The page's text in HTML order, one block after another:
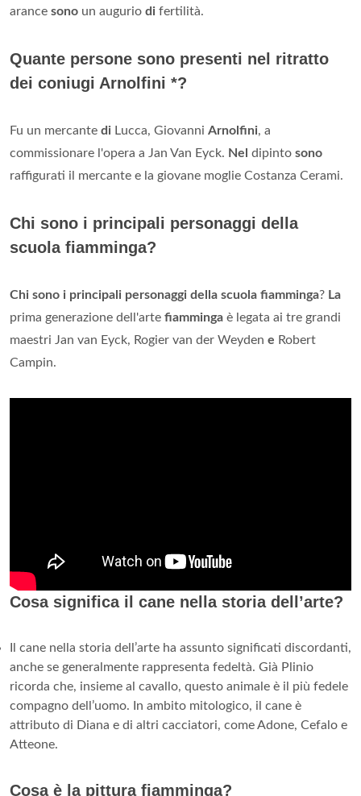
arance sono un augurio di fertilità.
Quante persone sono presenti nel ritratto
dei coniugi Arnolfini *?
Fu un mercante di Lucca, Giovanni Arnolfini, a
commissionare l'opera a Jan Van Eyck. Nel dipinto sono
raffigurati il mercante e la giovane moglie Costanza Cerami.
Chi sono i principali personaggi della
scuola fiamminga?
Chi sono i principali personaggi della scuola fiamminga? La
prima generazione dell'arte fiamminga è legata ai tre grandi
maestri Jan van Eyck, Rogier van der Weyden e Robert
Campin.
Cosa significa il cane nella storia dell’arte?
Il cane nella storia dell’arte ha assunto significati discordanti,
anche se generalmente rappresenta fedeltà. Già Plinio
ricorda che, insieme al cavallo, questo animale è il più fedele
compagno dell’uomo. In ambito mitologico, il cane è
attributo di Diana e di altri cacciatori, come Adone, Cefalo e
Atteone.
Cosa è la pittura fiamminga?